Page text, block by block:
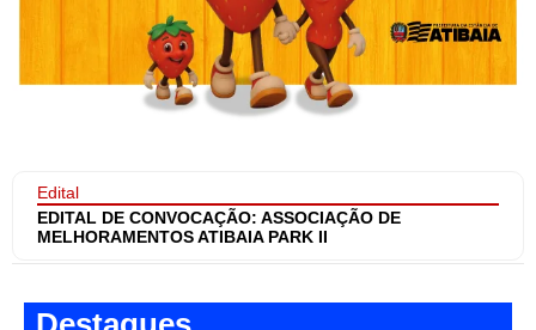
Edital
EDITAL DE CONVOCAÇÃO: ASSOCIAÇÃO DE
MELHORAMENTOS ATIBAIA PARK II